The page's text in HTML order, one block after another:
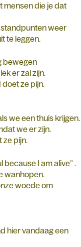
mensen die je dat
standpunten weer
te leggen.
bewegen
er zal zijn.
ze pijn.
we een thuis krijgen.
we er zijn.
ze pijn.
because I am alive” .
wanhopen.
woede om
hier vandaag een